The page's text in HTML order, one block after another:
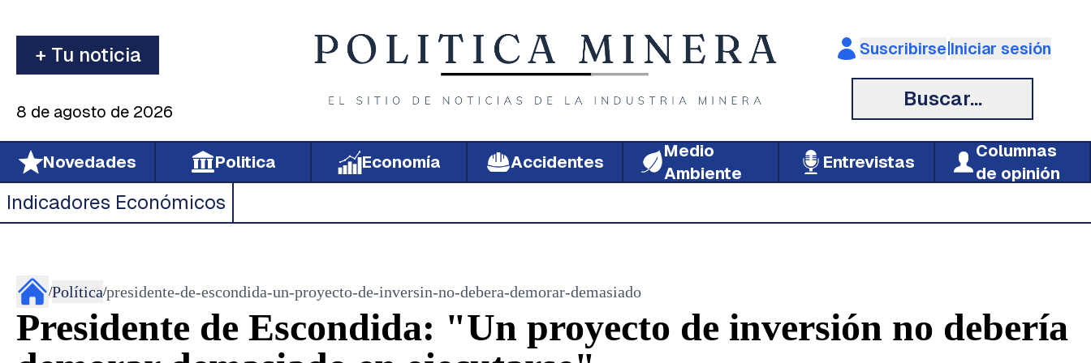
+ Tu noticia
8 de agosto de 2026
Suscribirse|Iniciar sesión
Buscar...
Novedades Politica Economía Accidentes
Medio
Ambiente
Entrevistas
Columnas
de opinión
Indicadores Económicos
/Política/presidente-de-escondida-un-proyecto-de-inversin-no-debera-demorar-demasiado
Presidente de Escondida: "Un proyecto de inversión no debería